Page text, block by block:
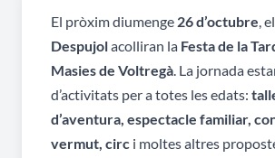
El pròxim diumenge 26 d’octubre,
Despujolacolliran la Festa de la
Masies de Voltregà. La jornada
d’activitats per a totes les edats:
d’aventura, espectacle familiar,
vermut, circ i moltes altres